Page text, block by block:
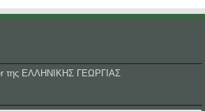
της ΕΛΛΗΝΙΚΗΣ ΓΕΩΡΓΙΑΣ